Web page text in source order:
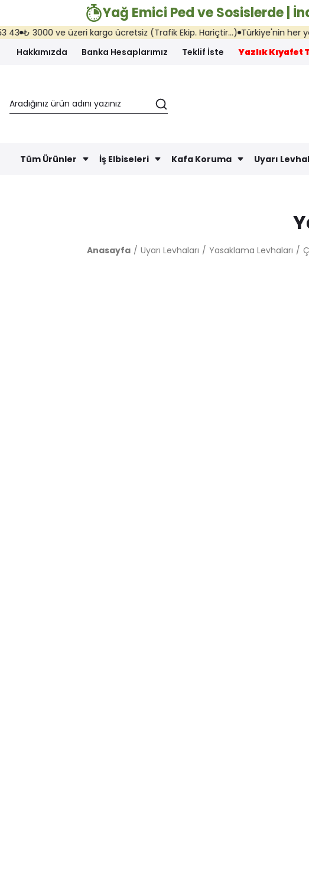
Yağ Emici Ped ve Sosislerde |
3000 ve üzeri kargo ücretsiz (Trafik Ekip. Hariçtir...) Türkiye'nin her yerine
Hakkımızda
Banka Hesaplarımız Teklif İste Yazlık Kıyafet
Tüm Ürünler İş Elbiseleri Kafa Koruma Uyarı
Anasayfa Uyarı Levhaları Yasaklama Levhaları